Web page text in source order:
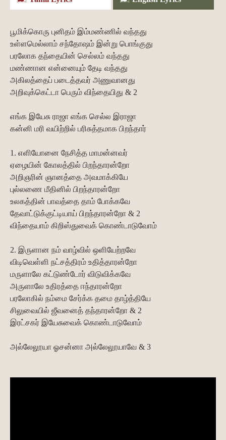
பூமிக்கொரு புனிதம் இம்மண்ணில் வந்தது
உள்ளமெல்லாம் சந்தோஷம் இன்று பொங்குது
பரலோக தந்தையின் செல்லம் வந்தது
மண்ணான என்னையும் தேடி வந்தது
அகிலத்தைப் படைத்தவர் அணுவானது
அறிவுக்கெட்டா பெரும் விந்தையிது & 2
எங்க இயேசு ராஜா எங்க செல்ல இராஜா
கன்னி மரி வயிற்றில் பரிசுத்தமாக பிறந்தார்
1. எளியோனை நேசித்த மாமன்னவர்
ஏழையின் கோலத்தில் பிறந்தாரன்றோ
அறிஞரின் ஞானத்தை அவமாக்கியே
புல்லணை மீதினில் பிறந்தாரன்றோ
உலகத்தின் பாவத்தை தாம் போக்கவே
தேவாட்டுக்குட்டியாய் பிறந்தாரன்றோ & 2
விந்தையாம் கிறிஸ்துவைக் கொண்டாடுவோம்
2. இருளான நம் வாழ்வில் ஒளியேற்றவே
விடிவெள்ளி நட்சத்திரம் உதித்தாரன்றோ
மருளாலே கட்டுண்டோர் விடுவிக்கவே
அருளாலே உதிரத்தை ஈந்தாரன்றோ
பரலோகில் நம்மை சேர்க்க தமை தாழ்த்தியே
சிலுவையில் ஜீவனைத் தந்தாரன்றோ & 2
இரட்சகர் இயேசுவைக் கொண்டாடுவோம்
அல்லேலூயா ஓசன்னா அல்லேலூயாவே & 3